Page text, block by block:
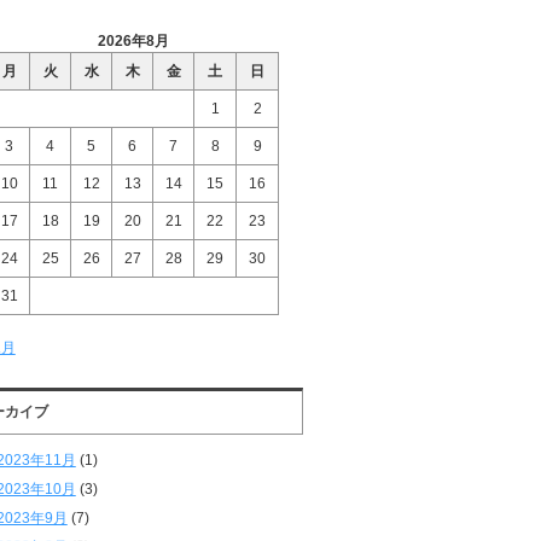
2026年8月
月
火 水 木 金 土 日
1 2
3 4 5 6 7 8 9
10 11 12 13 14 15 16
17 18 19 20 21 22 23
24 25 26 27 28 29 30
31
カイブ
年11月 (1)
年10月 (3)
年9月 (7)